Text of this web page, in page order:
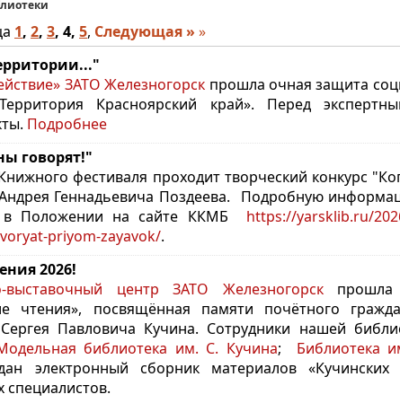
1, 2, 3, 4, 5, Следующая » »
ЗАТО Железногорск прошла очная защита
Красноярский край». Перед
Подробнее
говорят!"
фестиваля проходит творческий конкурс
Геннадьевича Поздеева. Подробную
в Положении на сайте ККМБ https://yarsklib.ru/
priyom-zayavok/.
2026!
выставочный центр ЗАТО Железногорскпрошла
чтения», посвящённая памяти почётного
Павловича Кучина. Сотрудники нашей
библиотека им. С. Кучина; Библиотека
электронный сборник материалов «Кучинских